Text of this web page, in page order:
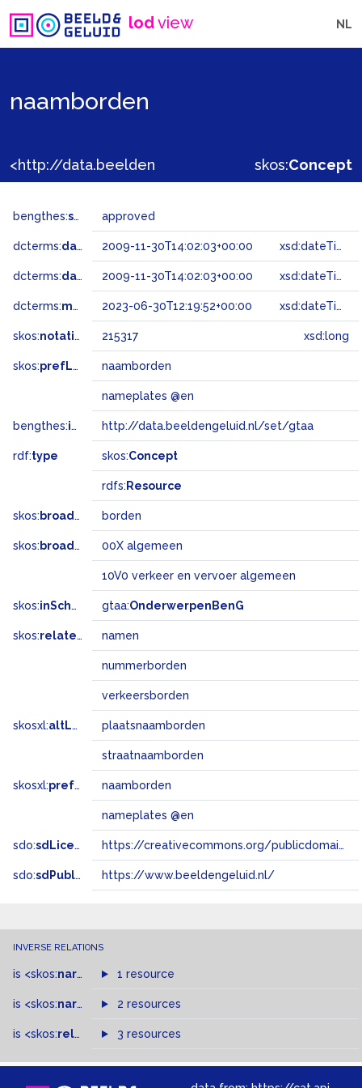
lodview NL
naamborden
skos:Concept
bengthes:status approved
dcterms:dateAccepted 2009-11-30T14:02:03+00:00 xsd:dateTime
dcterms:dateSubmitted 2009-11-30T14:02:03+00:00 xsd:dateTime
dcterms:modified 2023-06-30T12:19:52+00:00 xsd:dateTime
skos:notation 215317 xsd:long
skos:prefLabel naamborden
nameplates @en
bengthes:inSet http://data.beeldengeluid.nl/set/gtaa
rdf:type skos:Concept
rdfs: Resource
skos: broader borden
skos: broadMatch 00X algemeen
10V0 verkeer en vervoer algemeen
skos:inScheme gtaa:OnderwerpenBenG
skos:related namen
nummerborden
verkeersborden
skosxl:altLabel plaatsnaamborden
straatnaamborden
skosxl:prefLabel naamborden
nameplates @en
sdo:sdLicense https://creativecommons.org/publicdomain/zero/1.0/
sdo:sdPublisher https://www.beeldengeluid.nl/
INVERSE RELATIONS
is <skos:narrower >of
1 resource
is <skos:narrowMatch >of
2 resources
is <skos:related > of3 resources